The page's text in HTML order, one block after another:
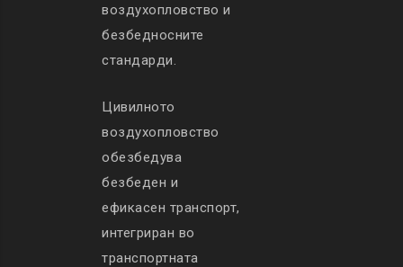
воздухопловство и
безбедносните
стандарди.
Цивилното
воздухопловство
обезбедува
безбеден и
ефикасен транспорт,
интегриран во
транспортната